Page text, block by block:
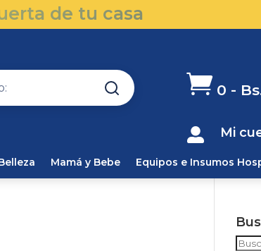
de tu casa
 0 -
 Mi
Mamá y Bebe Equipos e Insumos